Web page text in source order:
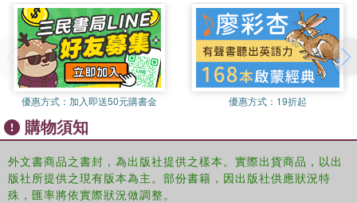
time with a wave of his hand, well, something?unexpected
happens. The hot guy next door? Well, he's an alien. Turns out that
Daemon and his sister have a galaxy of enemies wanting to steal
their abilities and Katy is caught in the crosshairs. Daemon's touch
has lit her up like the Vegas Strip and the only way she's getting out
of this alive is by sticking close to him until her alien mojo fades.
That is if she doesn't kill him first.
優惠方式： 加入即送50元購書金 優惠方式： 19折起
購物須知
外文書商品之書封，為出版社提供之樣本。實際出貨商品，以出
版社所提供之現有版本為主。部份書籍，因出版社供應狀況特
殊，匯率將依實際狀況做調整。